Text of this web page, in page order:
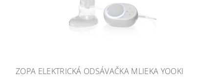
ZOPA ELEKTRICKÁ ODSÁVAČKA MLIEKA YOOKI